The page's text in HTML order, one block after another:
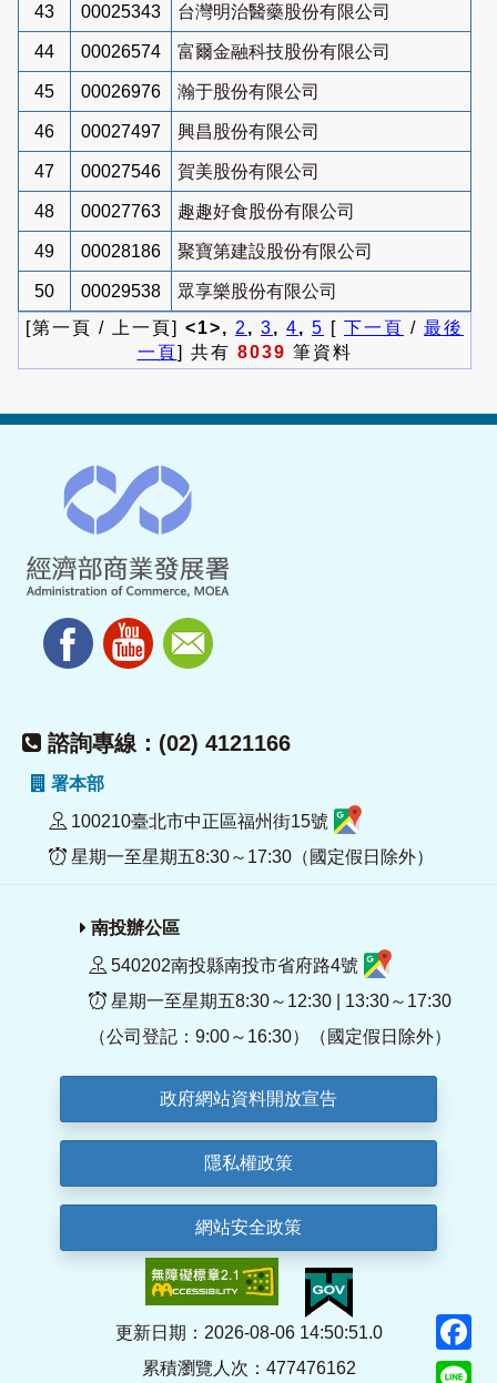
43 00025343 台灣明治醫藥股份有限公司
44 00026574 富爾金融科技股份有限公司
45 00026976 瀚于股份有限公司
46 00027497 興昌股份有限公司
47 00027546 賀美股份有限公司
48 00027763 趣趣好食股份有限公司
49 00028186 聚寶第建設股份有限公司
50 00029538
眾享樂股份有限公司
[第一頁 / 上一頁] <1>, 2 , 3, 4, 5 [ 下一頁 / 最後
一頁] 共有 8039 筆資料
諮詢專線：(02) 4121166
署本部
100210臺北市中正區福州街15號
星期一至星期五8:30～17:30（國定假日除外）
南投辦公區
540202南投縣南投市省府路4號
星期一至星期五8:30～12:30 | 13:30～17:30
（公司登記：9:00～16:30）（國定假日除外）
政府網站資料開放宣告
隱私權政策
網站安全政策
更新日期：2026-08-06 14:50:51.0
累積瀏覽人次：477476162